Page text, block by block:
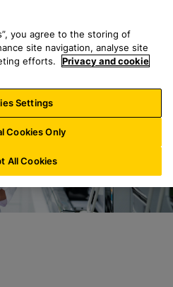
a
r
h
f
o
:
n
u
you agree to the storing of
site navigation, analyse site
efforts.
Privacy and cookie
Settings
Cookies Only
All Cookies